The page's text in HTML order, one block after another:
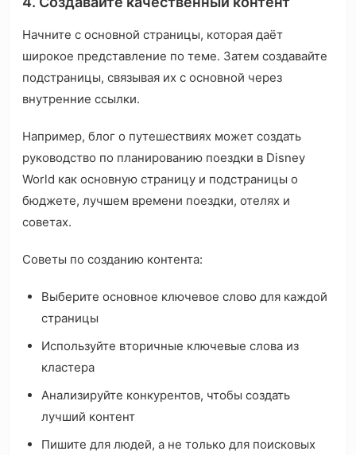
Начните с основной страницы, которая даёт
широкое представление по теме. Затем создавайте
подстраницы, связывая их с основной через
внутренние ссылки.
Например, блог о путешествиях может создать
руководство по планированию поездки в Disney
World как основную страницу и подстраницы о
бюджете, лучшем времени поездки, отелях и
советах.
Советы по созданию контента:
Выберите основное ключевое слово для каждой
страницы
Используйте вторичные ключевые слова из
кластера
Анализируйте конкурентов, чтобы создать
лучший контент
Пишите для людей, а не только для поисковых